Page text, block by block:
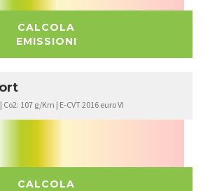
CALCOLA
EMISSIONI
107 g/Km | E-CVT 2016 euro VI
CALCOLA